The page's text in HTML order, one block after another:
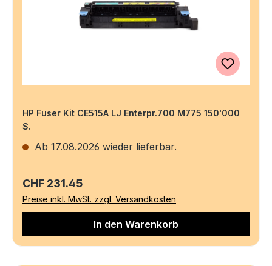
HP Fuser Kit CE515A LJ Enterpr.700 M775 150'000
S.
Ab 17.08.2026 wieder lieferbar.
Regulärer Preis:
CHF 231.45
Preise inkl. MwSt. zzgl. Versandkosten
In den Warenkorb